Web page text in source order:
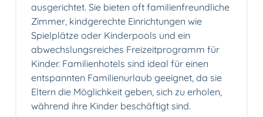
ausgerichtet. Sie bieten oft familienfreundliche
Zimmer, kindgerechte Einrichtungen wie
Spielplätze oder Kinderpools und ein
abwechslungsreiches Freizeitprogramm für
Kinder. Familienhotels sind ideal für einen
entspannten Familienurlaub geeignet, da sie
Eltern die Möglichkeit geben, sich zu erholen,
während ihre Kinder beschäftigt sind.